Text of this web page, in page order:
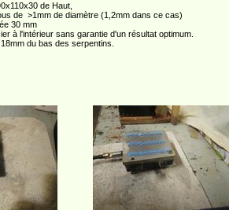
de Haut,
de >1mm de diamètre (1,2mm dans ce cas)
30 mm
à l'intérieur sans garantie d'un résultat optimum.
du bas des serpentins.